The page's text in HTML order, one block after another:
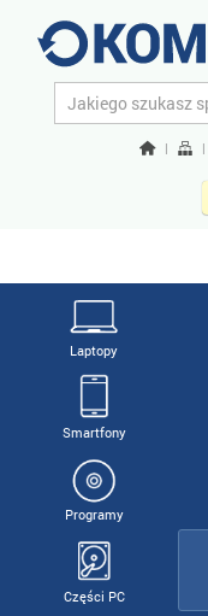
| |
Laptopy
Smartfony
Programy
Części PC